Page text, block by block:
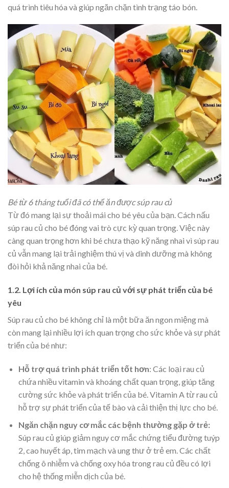
quá trình tiêu hóa và giúp ngăn chặn tình trạng táo bón.
Bé từ 6 tháng tuổi đã có thể ăn được súp rau củ
Từ đó mang lại sự thoải mái cho bé yêu của bạn. Cách nấu
súp rau củ cho bé đóng vai trò cực kỳ quan trọng. Việc này
càng quan trọng hơn khi bé chưa thạo kỹ năng nhai vì súp rau
củ vẫn mang lại trải nghiệm thú vị và dinh dưỡng mà không
đòi hỏi khả năng nhai của bé.
1.2. Lợi ích của món súp rau củ với sự phát triển của bé
yêu
Súp rau củ cho bé không chỉ là một bữa ăn ngon miệng mà
còn mang lại nhiều lợi ích quan trọng cho sức khỏe và sự phát
triển của bé như:
Hỗ trợ quá trình phát triển tốt hơn: Các loại rau củ
chứa nhiều vitamin và khoáng chất quan trọng, giúp tăng
cường sức khỏe và phát triển của bé. Vitamin A từ rau củ
hỗ trợ sự phát triển của tế bào và cải thiện thị lực cho bé.
Ngăn chặn nguy cơ mắc các bệnh thường gặp ở trẻ:
Súp rau củ giúp giảm nguy cơ mắc chứng tiểu đường tuýp
2, cao huyết áp, tim mạch và ung thư ở trẻ em. Các chất
chống ô nhiễm và chống oxy hóa trong rau củ đều có lợi
cho hệ thống miễn dịch của bé.